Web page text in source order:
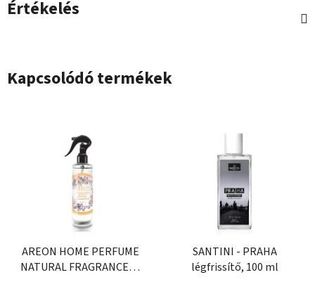
Értékelés
Kapcsolódó termékek
AREON HOME PERFUME
NATURAL FRAGRANCES -
SANTINI - PRAHA
légfrissítő, 100 ml